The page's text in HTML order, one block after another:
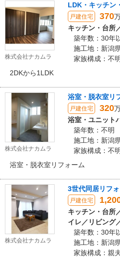
株式会社ナカムラ
LDK・キッチン
戸建住宅 370
キッチン・台所
築年数：30年
施工地：新潟
家族構成：不明
2DKから1LDK
株式会社ナカムラ
浴室・脱衣室リ
戸建住宅 320
浴室・ユニット
築年数：不明
施工地：新潟
家族構成：不明
浴室・脱衣室リフォーム
株式会社ナカムラ
3世代同居リフ
戸建住宅
キッチン・台所
イレ／リビング
築年数：30年
施工地：新潟
家族構成：親